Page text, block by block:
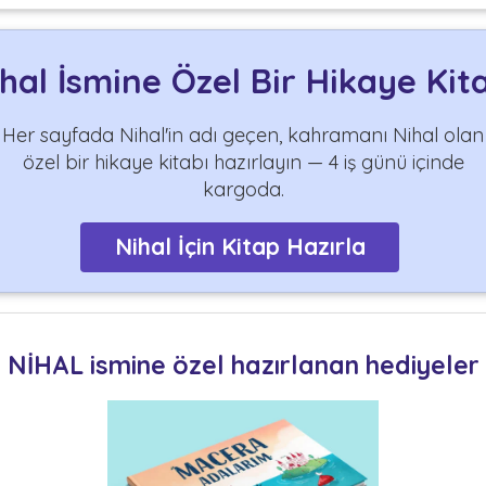
İsmine Özel Bir Hikaye
Her sayfada Nihal'in adı geçen, kahramanı Nihal olan
özel bir hikaye kitabı hazırlayın — 4 iş günü içinde
kargoda.
Nihal İçin Kitap Hazırla
NİHAL ismine özel hazırlanan hediyeler